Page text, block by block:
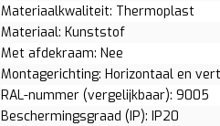
Materiaalkwaliteit: Thermoplast
Materiaal: Kunststof
Met afdekraam: Nee
Montagerichting: Horizontaal en
RAL-nummer (vergelijkbaar): 9005
Beschermingsgraad (IP): IP20